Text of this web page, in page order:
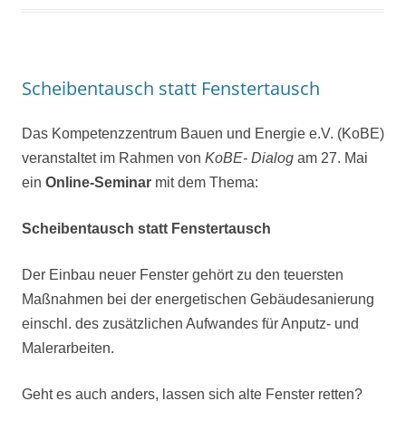
Scheibentausch statt Fenstertausch
Das Kompetenzzentrum Bauen und Energie e.V. (KoBE)
veranstaltet im Rahmen von KoBE- Dialog am 27. Mai
ein Online-Seminar mit dem Thema:
Scheibentausch statt Fenstertausch
Der Einbau neuer Fenster gehört zu den teuersten
Maßnahmen bei der energetischen Gebäudesanierung
einschl. des zusätzlichen Aufwandes für Anputz- und
Malerarbeiten.
Geht es auch anders, lassen sich alte Fenster retten?